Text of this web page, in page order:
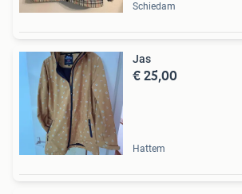
Schiedam
Jas
€ 25,00
Hattem